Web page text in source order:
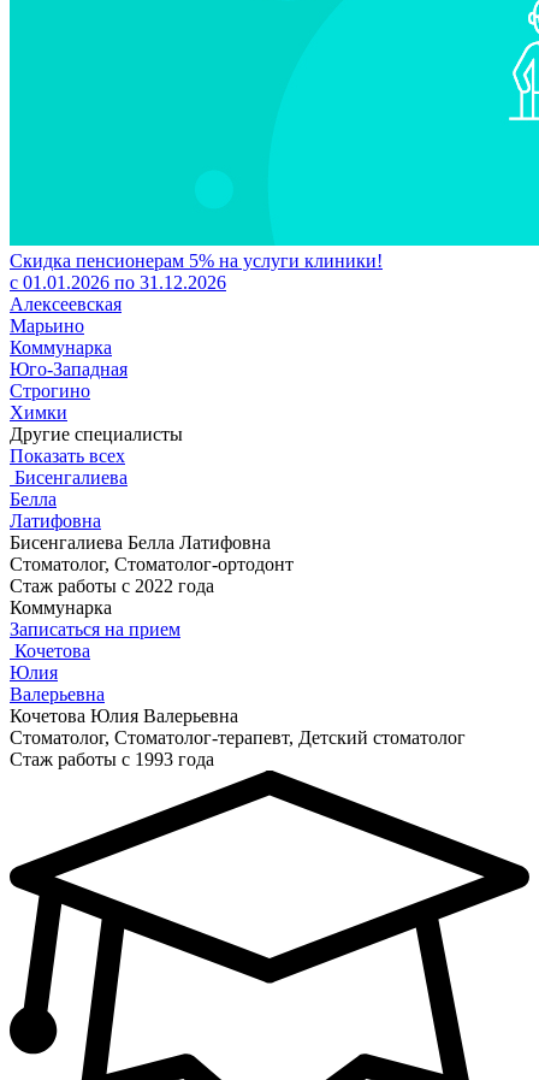
Скидка пенсионерам 5% на услуги клиники!
с 01.01.2026 по 31.12.2026
Алексеевская
Марьино
Коммунарка
Юго-Западная
Строгино
Химки
Другие специалисты
Показать всех
Бисенгалиева
Белла
Латифовна
Бисенгалиева Белла Латифовна
Стоматолог, Стоматолог-ортодонт
Стаж работы с 2022 года
Коммунарка
Записаться на прием
Кочетова
Юлия
Валерьевна
Кочетова Юлия Валерьевна
Стоматолог, Стоматолог-терапевт, Детский стоматолог
Стаж работы с 1993 года